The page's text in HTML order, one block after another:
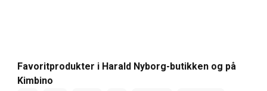
Favoritprodukter i Harald Nyborg-butikken og på
Kimbino